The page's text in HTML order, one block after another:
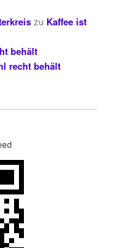
zu Kaffee ist
behält
recht behält